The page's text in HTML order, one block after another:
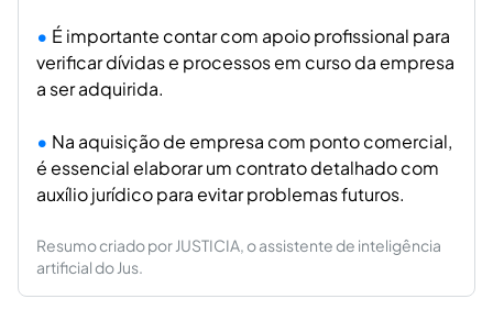
É importante contar com apoio profissional para
verificar dívidas e processos em curso da empresa
a ser adquirida.
Na aquisição de empresa com ponto comercial,
é essencial elaborar um contrato detalhado com
auxílio jurídico para evitar problemas futuros.
Resumo criado por JUSTICIA, o assistente de inteligência
artificial do Jus.